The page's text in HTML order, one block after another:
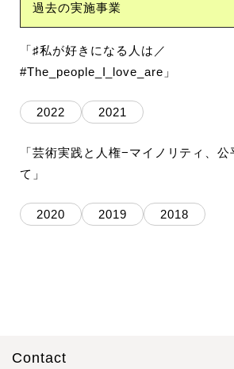
過去の実施事業
「♯私が好きになる人は／
#The_people_I_love_are」
2022 2021
「芸術実践と人権−マイノリティ、
て」
2020 2019 2018
Contact